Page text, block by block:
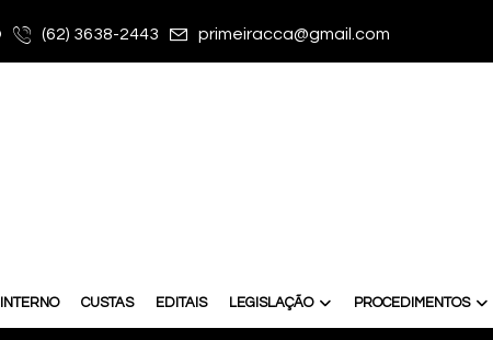
(62) 3638-2443 primeiracca@gmail.com
CUSTAS EDITAIS LEGISLAÇÃO PROCEDIMENTOS